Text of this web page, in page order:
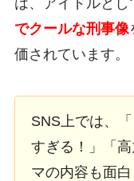
でクールな刑事像
価されています。
SNS上では、
すぎる！」「
マの内容も面